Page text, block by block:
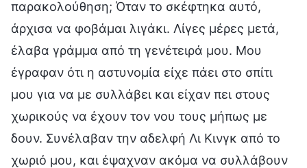
παρακολούθηση; Όταν το σκέφτηκα αυτό,
άρχισα να φοβάμαι λιγάκι. Λίγες μέρες μετά,
έλαβα γράμμα από τη γενέτειρά μου. Μου
έγραφαν ότι η αστυνομία είχε πάει στο σπίτι
μου για να με συλλάβει και είχαν πει στους
χωρικούς να έχουν τον νου τους μήπως με
δουν. Συνέλαβαν την αδελφή Λι Κινγκ από το
χωριό μου, και έψαχναν ακόμα να συλλάβουν